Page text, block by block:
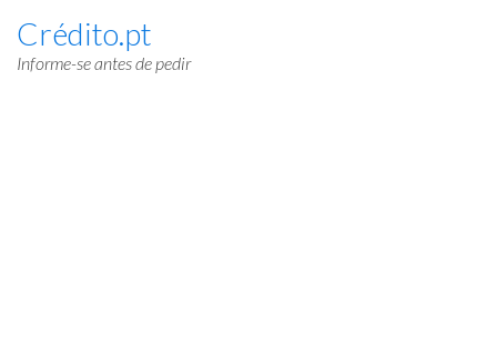
Crédito.pt
Informe-se antes de pedir